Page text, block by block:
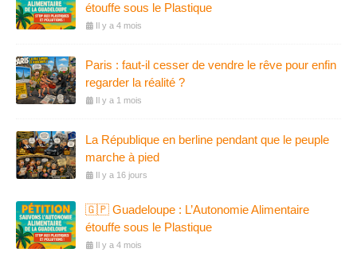
étouffe sous le Plastique
Il y a 4 mois
Paris : faut-il cesser de vendre le rêve pour enfin
regarder la réalité ?
Il y a 1 mois
La République en berline pendant que le peuple
marche à pied
Il y a 16 jours
🇬🇵 Guadeloupe : L’Autonomie Alimentaire
étouffe sous le Plastique
Il y a 4 mois